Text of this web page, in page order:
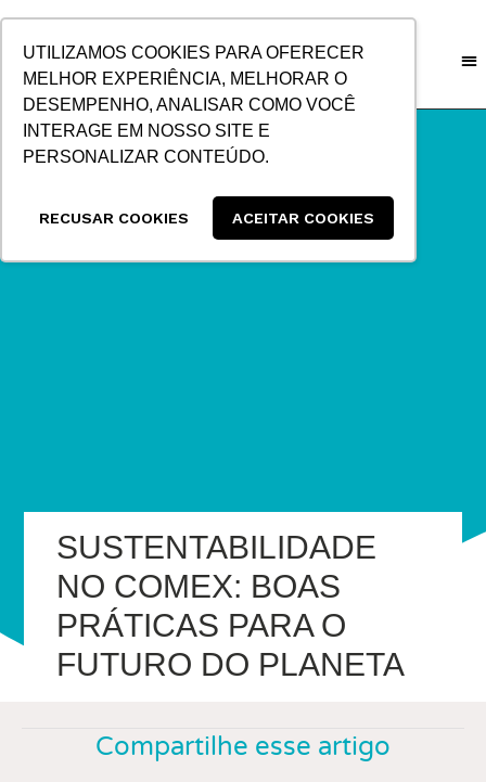
UTILIZAMOS COOKIES PARA OFERECER
MELHOR EXPERIÊNCIA, MELHORAR O
DESEMPENHO, ANALISAR COMO VOCÊ
INTERAGE EM NOSSO SITE E
PERSONALIZAR CONTEÚDO.
RECUSAR COOKIES ACEITAR COOKIES
CONTEÚDO
SUSTENTABILIDADE
NO COMEX: BOAS
PRÁTICAS PARA O
FUTURO DO PLANETA
Compartilhe esse artigo